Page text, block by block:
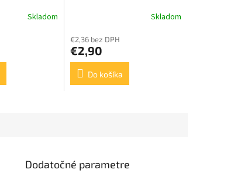
Skladom Skladom
€2,36 bez DPH
€2,90
Do košíka
Dodatočné parametre